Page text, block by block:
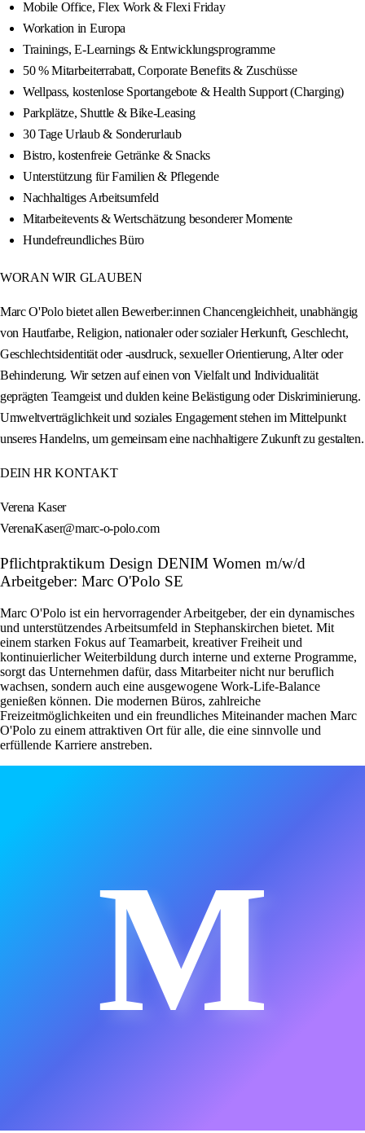
Mobile Office, Flex Work & Flexi Friday
Workation in Europa
Trainings, E-Learnings & Entwicklungsprogramme
50 % Mitarbeiterrabatt, Corporate Benefits & Zuschüsse
Wellpass, kostenlose Sportangebote & Health Support (Charging)
Parkplätze, Shuttle & Bike-Leasing
30 Tage Urlaub & Sonderurlaub
Bistro, kostenfreie Getränke & Snacks
Unterstützung für Familien & Pflegende
Nachhaltiges Arbeitsumfeld
Mitarbeitevents & Wertschätzung besonderer Momente
Hundefreundliches Büro
WORAN WIR GLAUBEN
Marc O'Polo bietet allen Bewerber:innen Chancengleichheit, unabhängig
von Hautfarbe, Religion, nationaler oder sozialer Herkunft, Geschlecht,
Geschlechtsidentität oder -ausdruck, sexueller Orientierung, Alter oder
Behinderung. Wir setzen auf einen von Vielfalt und Individualität
geprägten Teamgeist und dulden keine Belästigung oder Diskriminierung.
Umweltverträglichkeit und soziales Engagement stehen im Mittelpunkt
unseres Handelns, um gemeinsam eine nachhaltigere Zukunft zu gestalten.
DEIN HR KONTAKT
Verena Kaser
VerenaKaser@marc-o-polo.com
Pflichtpraktikum Design DENIM Women m/w/d
Arbeitgeber: Marc O'Polo SE
Marc O'Polo ist ein hervorragender Arbeitgeber, der ein dynamisches
und unterstützendes Arbeitsumfeld in Stephanskirchen bietet. Mit
einem starken Fokus auf Teamarbeit, kreativer Freiheit und
kontinuierlicher Weiterbildung durch interne und externe Programme,
sorgt das Unternehmen dafür, dass Mitarbeiter nicht nur beruflich
wachsen, sondern auch eine ausgewogene Work-Life-Balance
genießen können. Die modernen Büros, zahlreiche
Freizeitmöglichkeiten und ein freundliches Miteinander machen Marc
O'Polo zu einem attraktiven Ort für alle, die eine sinnvolle und
erfüllende Karriere anstreben.
M